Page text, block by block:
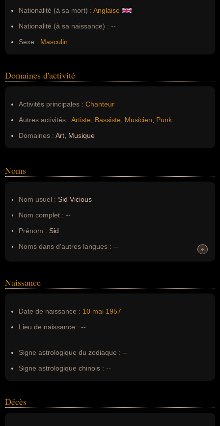
Nationalité (à sa mort) : Anglaise
Nationalité (à sa naissance) : --
Sexe : Masculin
Domaines d'activité
Activités principales : Chanteur
Autres activités : Artiste Bassiste Musicien
Punk
Domaines : Art, Musique
Noms
Nom usuel : Sid Vicious
Nom complet : --
Prénom : Sid
Noms dans d'autres langues : --
Nom de famille :Vicious
+
+
Naissance
Date de naissance : 10 mai 1957
Lieu de naissance : --
Signe astrologique du zodiaque : --
Signe astrologique chinois : --
Décès